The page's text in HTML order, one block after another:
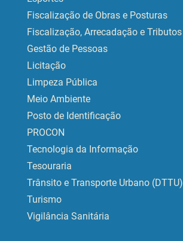
Fiscalização de Obras e Posturas
Fiscalização, Arrecadação e Tributos
Gestão de Pessoas
Licitação
Limpeza Pública
Meio Ambiente
Posto de Identificação
PROCON
Tecnologia da Informação
Tesouraria
Trânsito e Transporte Urbano (DTTU)
Turismo
Vigilância Sanitária